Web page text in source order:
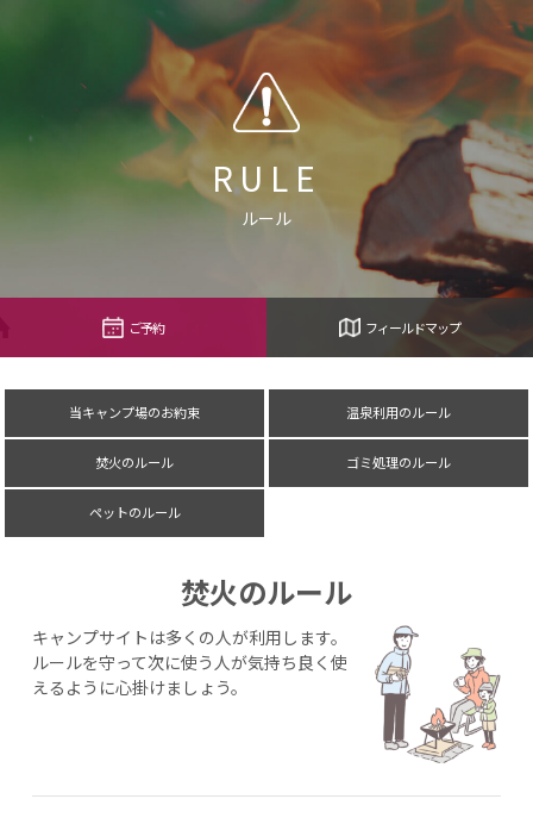
RULE
ルール
ご予約 フィールドマップ
当キャンプ場のお約束 温泉利用のルール
焚火のルール ゴミ処理のルール
ペットのルール
焚火のルール
キャンプサイトは多くの人が利用します。
ルールを守って次に使う人が気持ち良く使
えるように心掛けましょう。